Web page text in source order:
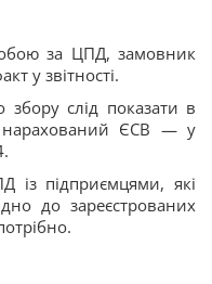
за ЦПД, замовник
у звітності.
слід показати в
нарахований ЄСВ — у
із підприємцями, які
до зареєстрованих